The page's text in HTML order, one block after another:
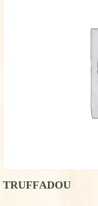
TRUFFADOU